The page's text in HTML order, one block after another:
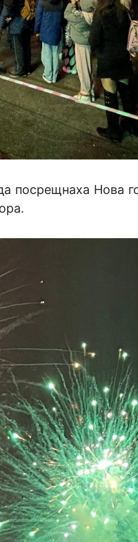
посрещнаха Нова